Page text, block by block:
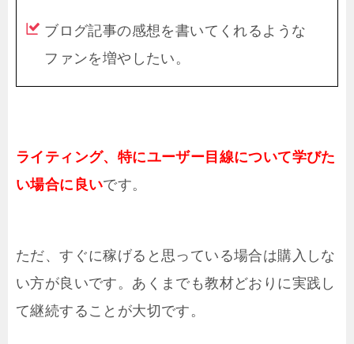
ブログ記事の感想を書いてくれるような
ファンを増やしたい。
ライティング、特にユーザー目線について学びた
い場合に良いです。
ただ、すぐに稼げると思っている場合は購入しな
い方が良いです。あくまでも教材どおりに実践し
て継続することが大切です。